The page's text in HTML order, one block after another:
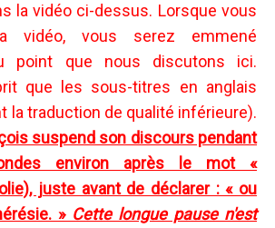
la vidéo ci-dessus. Lorsque vous
vidéo, vous serez emmené
point que nous discutons ici.
que les sous-titres en anglais
la traduction de qualité inférieure).
suspend son discours pendant
environ après le mot «
juste avant de déclarer : « ou
» Cette longue pause n'est